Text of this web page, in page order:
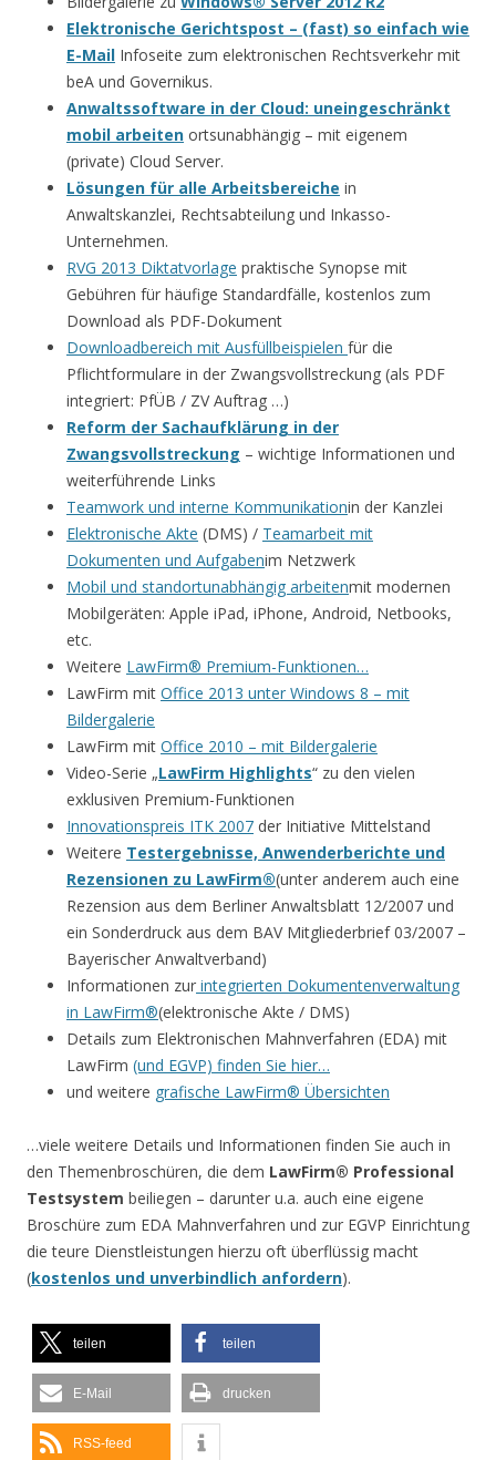
Elektronische Gerichtspost – (fast) so einfach wie
E-Mail Infoseite zum elektronischen Rechtsverkehr mit
beA und Governikus.
Anwaltssoftware in der Cloud: uneingeschränkt
mobil arbeiten ortsunabhängig – mit eigenem
(private) Cloud Server.
Lösungen für alle Arbeitsbereiche in
Anwaltskanzlei, Rechtsabteilung und Inkasso-
Unternehmen.
RVG 2013 Diktatvorlage praktische Synopse mit
Gebühren für häufige Standardfälle, kostenlos zum
Download als PDF-Dokument
Downloadbereich mit Ausfüllbeispielen für die
Pflichtformulare in der Zwangsvollstreckung (als PDF
integriert: PfÜB / ZV Auftrag …)
Reform der Sachaufklärung in der
Zwangsvollstreckung – wichtige Informationen und
weiterführende Links
Teamwork und interne Kommunikationin der Kanzlei
Elektronische Akte (DMS) / Teamarbeit mit
Dokumenten und Aufgabenim Netzwerk
Mobil und standortunabhängig arbeitenmit modernen
Mobilgeräten: Apple iPad, iPhone, Android, Netbooks,
etc.
Weitere LawFirm® Premium-Funktionen…
LawFirm mit Office 2013 unter Windows 8 – mit
Bildergalerie
LawFirm mit Office 2010 – mit Bildergalerie
Video-Serie „LawFirm Highlights“ zu den vielen
exklusiven Premium-Funktionen
Innovationspreis ITK 2007 der Initiative Mittelstand
Weitere Testergebnisse, Anwenderberichte und
Rezensionen zu LawFirm®(unter anderem auch eine
Rezension aus dem Berliner Anwaltsblatt 12/2007 und
ein Sonderdruck aus dem BAV Mitgliederbrief 03/2007 –
Bayerischer Anwaltverband)
Informationen zur integrierten Dokumentenverwaltung
in LawFirm®(elektronische Akte / DMS)
Details zum Elektronischen Mahnverfahren (EDA) mit
LawFirm (und EGVP) finden Sie hier…
und weitere grafische LawFirm® Übersichten
…viele weitere Details und Informationen finden Sie auch in
den Themenbroschüren, die dem LawFirm® Professional
Testsystem beiliegen – darunter u.a. auch eine eigene
Broschüre zum EDA Mahnverfahren und zur EGVP Einrichtung
die teure Dienstleistungen hierzu oft überflüssig macht
(kostenlos und unverbindlich anfordern).
teilen teilen
E-Mail drucken
RSS-feed